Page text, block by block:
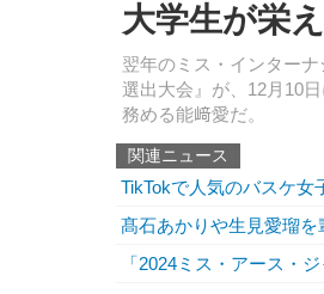
大学生が栄
翌年のミス・インター
選出大会』が、12月10
務める能﨑愛だ。
関連ニュース
TikTokで人気のバスケ女
髙石あかりや生見愛瑠
「2024ミス・アース・